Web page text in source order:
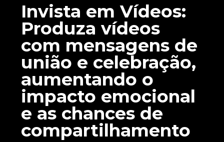
Invista em Vídeos:
Produza vídeos
com mensagens de
união e celebração,
aumentando o
impacto emocional
e as chances de
compartilhamento